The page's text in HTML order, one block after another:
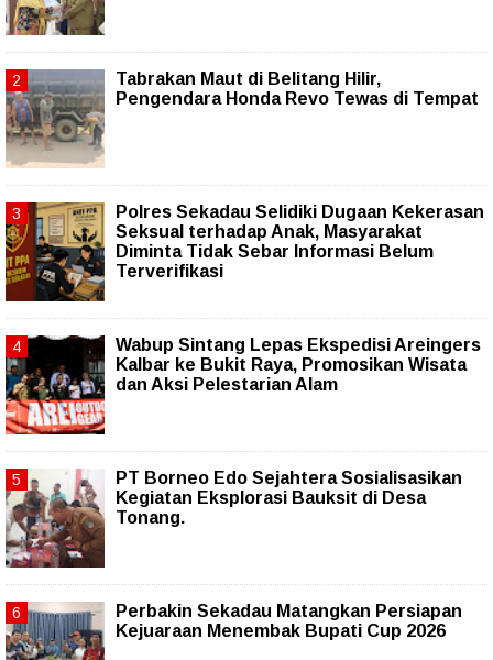
Tabrakan Maut di Belitang Hilir,
Pengendara Honda Revo Tewas di Tempat
Polres Sekadau Selidiki Dugaan Kekerasan
Seksual terhadap Anak, Masyarakat
Diminta Tidak Sebar Informasi Belum
Terverifikasi
Wabup Sintang Lepas Ekspedisi Areingers
Kalbar ke Bukit Raya, Promosikan Wisata
dan Aksi Pelestarian Alam
PT Borneo Edo Sejahtera Sosialisasikan
Kegiatan Eksplorasi Bauksit di Desa
Tonang.
Perbakin Sekadau Matangkan Persiapan
Kejuaraan Menembak Bupati Cup 2026